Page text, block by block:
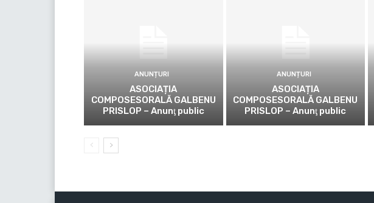
ANUNȚURI
ASOCIAȚIA
COMPOSESORALĂ GALBENU
PRISLOP – Anunţ public
ANUNȚURI
ASOCIAȚIA
COMPOSESORALĂ GALBENU
PRISLOP – Anunţ public